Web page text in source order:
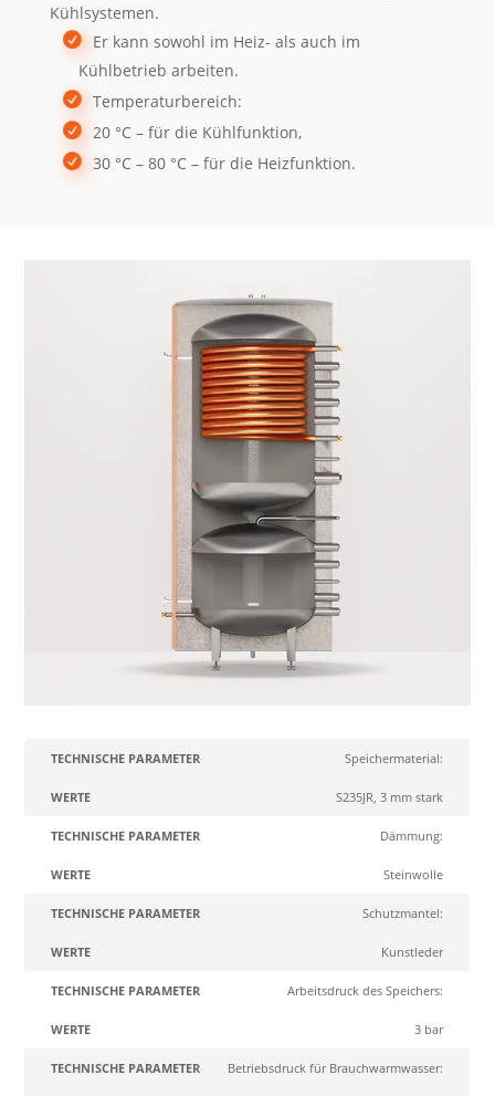
Kühlsystemen.
Er kann sowohl im Heiz- als auch im
Kühlbetrieb arbeiten.
Temperaturbereich:
20 °C – für die Kühlfunktion,
30 °C – 80 °C – für die Heizfunktion.
Technische
Speichermaterial:
S235JR, 3 mm stark
Dämmung:
Steinwolle
Schutzmantel:
Kunstleder
Arbeitsdruck des Speichers:
3 bar
Betriebsdruck für Brauchwarmwasser: